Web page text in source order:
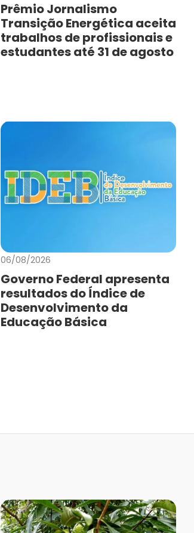
Prêmio Jornalismo
Transição Energética aceita
trabalhos de profissionais e
estudantes até 31 de agosto
06/08/2026
Governo Federal apresenta
resultados do Índice de
Desenvolvimento da
Educação Básica